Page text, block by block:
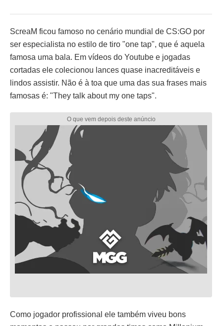
ScreaM ficou famoso no cenário mundial de CS:GO por
ser especialista no estilo de tiro "one tap", que é aquela
famosa uma bala. Em vídeos do Youtube e jogadas
cortadas ele colecionou lances quase inacreditáveis e
lindos assistir. Não é à toa que uma das sua frases mais
famosas é: "They talk about my one taps".
Como jogador profissional ele também viveu bons